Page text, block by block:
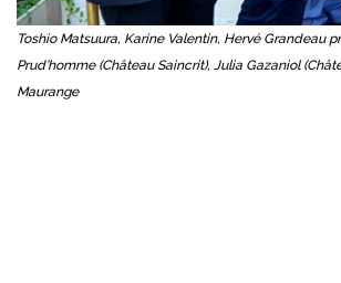
Toshio Matsuura, Karine Valentin, Hervé Grandeau
Prud’homme (Château Saincrit), Julia Gazaniol
Maurange